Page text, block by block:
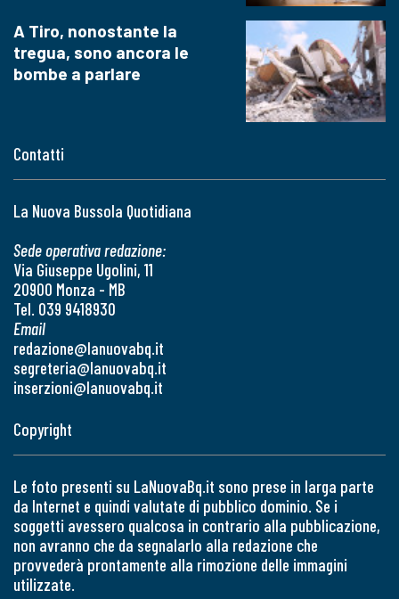
Contatti
La Nuova Bussola Quotidiana
Sede operativa redazione:
Via Giuseppe Ugolini, 11
20900 Monza - MB
Tel. 039 9418930
Email
redazione@lanuovabq.it
segreteria@lanuovabq.it
inserzioni@lanuovabq.it
A Tiro, nonostante la
tregua, sono ancora le
bombe a parlare
Copyright
Le foto presenti su LaNuovaBq.it sono prese in larga parte
da Internet e quindi valutate di pubblico dominio. Se i
soggetti avessero qualcosa in contrario alla pubblicazione,
non avranno che da segnalarlo alla redazione che
provvederà prontamente alla rimozione delle immagini
utilizzate.